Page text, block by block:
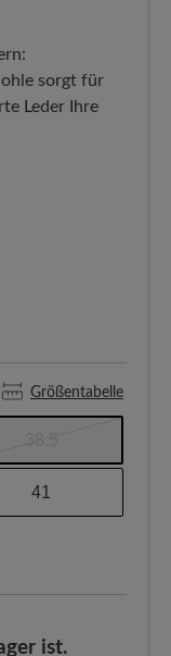
sorgt für
Leder Ihre
Größentabelle
41
ist.